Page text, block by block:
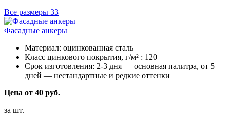
Все размеры 33
Фасадные анкеры
Материал: оцинкованная сталь
Класс цинкового покрытия, г/м² : 120
Срок изготовления: 2-3 дня — основная палитра, от 5
дней — нестандартные и редкие оттенки
Цена от 40 руб.
за шт.